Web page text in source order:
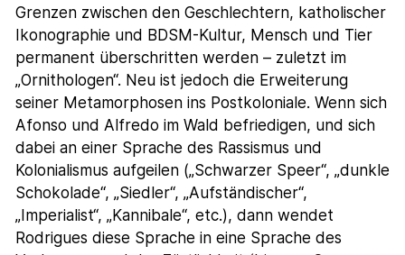
Grenzen zwischen den Geschlechtern, katholischer
Ikonographie und BDSM-Kultur, Mensch und Tier
permanent überschritten werden – zuletzt im
„Ornithologen“. Neu ist jedoch die Erweiterung
seiner Metamorphosen ins Postkoloniale. Wenn sich
Afonso und Alfredo im Wald befriedigen, und sich
dabei an einer Sprache des Rassismus und
Kolonialismus aufgeilen („Schwarzer Speer“, „dunkle
Schokolade“, „Siedler“, „Aufständischer“,
„Imperialist“, „Kannibale“, etc.), dann wendet
Rodrigues diese Sprache in eine Sprache des